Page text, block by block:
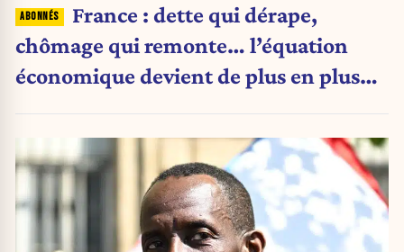
France : dette qui dérape,
chômage qui remonte… l’équation
économique devient de plus en plus